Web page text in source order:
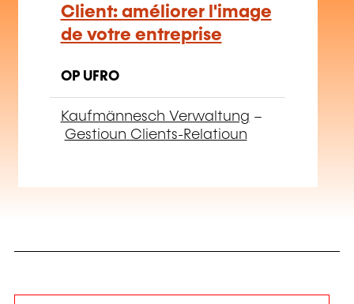
Client: améliorer l'image
de votre entreprise
OP UFRO
Kaufmännesch Verwaltung –
Gestioun Clients-Relatioun